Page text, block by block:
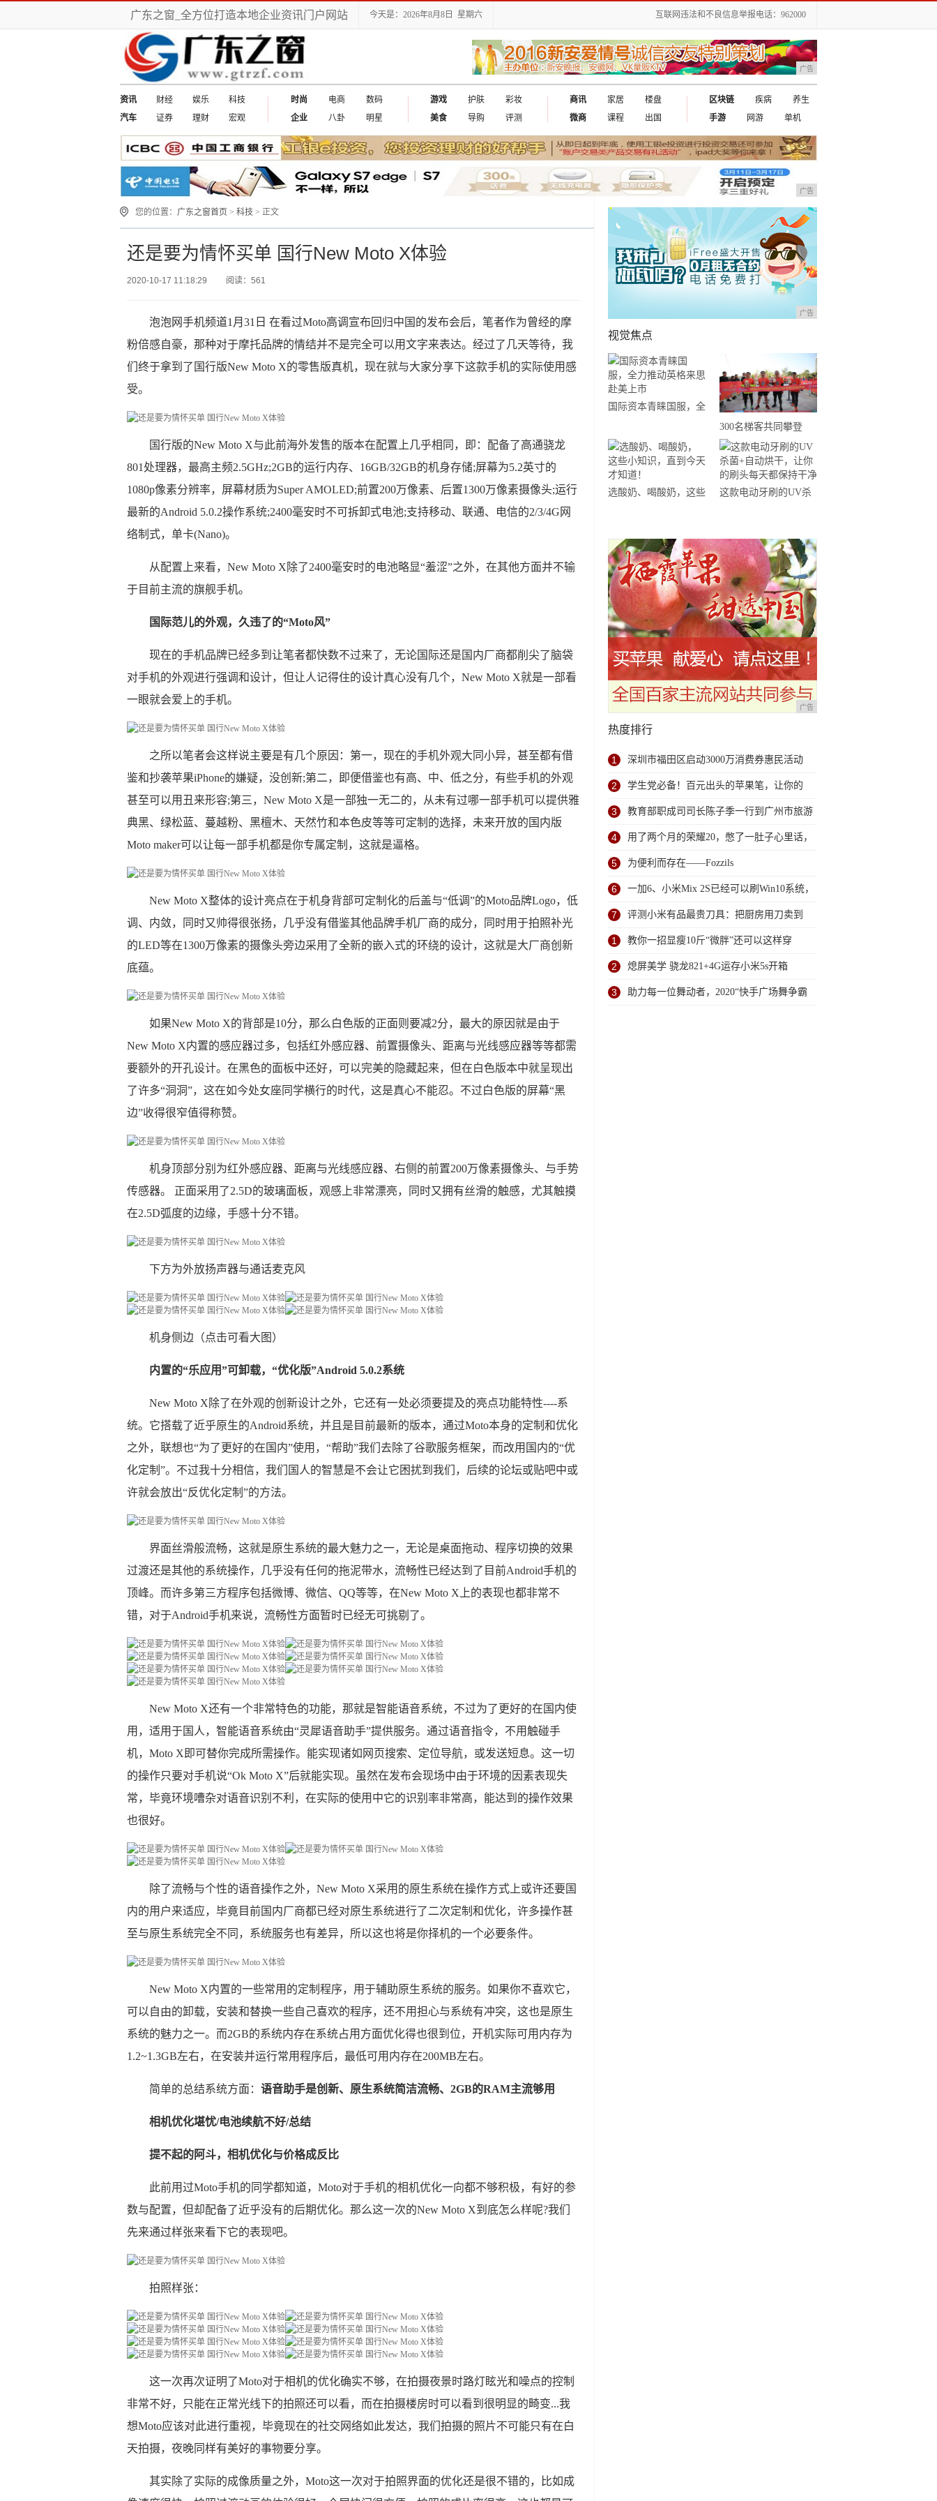
广东之窗_全方位打造本地企业资讯门户网站 今天是：2026年8月8日 星期六 互联网违法和不良信息举报电话：962000
广告
资讯 财经 娱乐
科技
汽车
证券 理财 宏观
时尚 电商
数码
企业
八卦 明星
游戏 护肤
彩妆
美食
导购 评测
商讯 家居
楼盘
微商
课程 出国
区块链 疾病
养生
手游
网游 单机
广告
您的位置： 广东之窗首页 > 科技 > 正文
还是要为情怀买单 国行New Moto X体验
2020-10-17 11:18:29 阅读：561
泡泡网手机频道1月31日 在看过Moto高调宣布回归中国的发布会后，笔者作为曾经的摩
粉倍感自豪，那种对于摩托品牌的情结并不是完全可以用文字来表达。经过了几天等待，我
们终于拿到了国行版New Moto X的零售版真机，现在就与大家分享下这款手机的实际使用感
受。
国行版的New Moto X与此前海外发售的版本在配置上几乎相同，即：配备了高通骁龙
801处理器，最高主频2.5GHz;2GB的运行内存、16GB/32GB的机身存储;屏幕为5.2英寸的
1080p像素分辨率，屏幕材质为Super AMOLED;前置200万像素、后置1300万像素摄像头;运行
最新的Android 5.0.2操作系统;2400毫安时不可拆卸式电池;支持移动、联通、电信的2/3/4G网
络制式，单卡(Nano)。
从配置上来看，New Moto X除了2400毫安时的电池略显“羞涩”之外，在其他方面并不输
于目前主流的旗舰手机。
国际范儿的外观，久违了的“Moto风”
现在的手机品牌已经多到让笔者都快数不过来了，无论国际还是国内厂商都削尖了脑袋
对手机的外观进行强调和设计，但让人记得住的设计真心没有几个，New Moto X就是一部看
一眼就会爱上的手机。
之所以笔者会这样说主要是有几个原因：第一，现在的手机外观大同小异，甚至都有借
鉴和抄袭苹果iPhone的嫌疑，没创新;第二，即便借鉴也有高、中、低之分，有些手机的外观
甚至可以用丑来形容;第三，New Moto X是一部独一无二的，从未有过哪一部手机可以提供雅
典黑、绿松蓝、蔓越粉、黑檀木、天然竹和本色皮等等可定制的选择，未来开放的国内版
Moto maker可以让每一部手机都是你专属定制，这就是逼格。
New Moto X整体的设计亮点在于机身背部可定制化的后盖与“低调”的Moto品牌Logo，低
调、内敛，同时又帅得很张扬，几乎没有借鉴其他品牌手机厂商的成分，同时用于拍照补光
的LED等在1300万像素的摄像头旁边采用了全新的嵌入式的环绕的设计，这就是大厂商创新
底蕴。
如果New Moto X的背部是10分，那么白色版的正面则要减2分，最大的原因就是由于
New Moto X内置的感应器过多，包括红外感应器、前置摄像头、距离与光线感应器等等都需
要额外的开孔设计。在黑色的面板中还好，可以完美的隐藏起来，但在白色版本中就呈现出
了许多“洞洞”，这在如今处女座同学横行的时代，这是真心不能忍。不过白色版的屏幕“黑
边”收得很窄值得称赞。
机身顶部分别为红外感应器、距离与光线感应器、右侧的前置200万像素摄像头、与手势
传感器。 正面采用了2.5D的玻璃面板，观感上非常漂亮，同时又拥有丝滑的触感，尤其触摸
在2.5D弧度的边缘，手感十分不错。
下方为外放扬声器与通话麦克风
机身侧边（点击可看大图）
内置的“乐应用”可卸载，“优化版”Android 5.0.2系统
New Moto X除了在外观的创新设计之外，它还有一处必须要提及的亮点功能特性----系
统。它搭载了近乎原生的Android系统，并且是目前最新的版本，通过Moto本身的定制和优化
之外，联想也“为了更好的在国内”使用，“帮助”我们去除了谷歌服务框架，而改用国内的“优
化定制”。不过我十分相信，我们国人的智慧是不会让它困扰到我们，后续的论坛或贴吧中或
许就会放出“反优化定制”的方法。
界面丝滑般流畅，这就是原生系统的最大魅力之一，无论是桌面拖动、程序切换的效果
过渡还是其他的系统操作，几乎没有任何的拖泥带水，流畅性已经达到了目前Android手机的
顶峰。而许多第三方程序包括微博、微信、QQ等等，在New Moto X上的表现也都非常不
错，对于Android手机来说，流畅性方面暂时已经无可挑剔了。
New Moto X还有一个非常特色的功能，那就是智能语音系统，不过为了更好的在国内使
用，适用于国人，智能语音系统由“灵犀语音助手”提供服务。通过语音指令，不用触碰手
机，Moto X即可替你完成所需操作。能实现诸如网页搜索、定位导航，或发送短息。这一切
的操作只要对手机说“Ok Moto X”后就能实现。虽然在发布会现场中由于环境的因素表现失
常，毕竟环境嘈杂对语音识别不利，在实际的使用中它的识别率非常高，能达到的操作效果
也很好。
除了流畅与个性的语音操作之外，New Moto X采用的原生系统在操作方式上或许还要国
内的用户来适应，毕竟目前国内厂商都已经对原生系统进行了二次定制和优化，许多操作甚
至与原生系统完全不同，系统服务也有差异，所以这也将是你择机的一个必要条件。
New Moto X内置的一些常用的定制程序，用于辅助原生系统的服务。如果你不喜欢它，
可以自由的卸载，安装和替换一些自己喜欢的程序，还不用担心与系统有冲突，这也是原生
系统的魅力之一。而2GB的系统内存在系统占用方面优化得也很到位，开机实际可用内存为
1.2~1.3GB左右，在安装并运行常用程序后，最低可用内存在200MB左右。
简单的总结系统方面： 语音助手是创新、原生系统简洁流畅、2GB的RAM主流够用
相机优化堪忧/电池续航不好/总结
提不起的阿斗，相机优化与价格成反比
此前用过Moto手机的同学都知道，Moto对于手机的相机优化一向都不够积极，有好的参
数与配置，但却配备了近乎没有的后期优化。那么这一次的New Moto X到底怎么样呢?我们
先来通过样张来看下它的表现吧。
拍照样张：
这一次再次证明了Moto对于相机的优化确实不够，在拍摄夜景时路灯眩光和噪点的控制
非常不好，只能在正常光线下的拍照还可以看，而在拍摄楼房时可以看到很明显的畸变...我
想Moto应该对此进行重视，毕竟现在的社交网络如此发达，我们拍摄的照片不可能只有在白
天拍摄，夜晚同样有美好的事物要分享。
其实除了实际的成像质量之外，Moto这一次对于拍照界面的优化还是很不错的，比如成
广告
视觉焦点
国际资本青睐国服，全
市
300名梯客共同攀登
2019国际垂直马拉松超
级精英赛顺德海骏达中
心站欢乐开跑
选酸奶、喝酸奶，这些
这款电动牙刷的UV杀
广告
热度排行
1 深圳市福田区启动3000万消费券惠民活动
2 学生党必备！百元出头的苹果笔，让你的
iPad成为学习神器
3 教育部职成司司长陈子季一行到广州市旅游
商务职业学校考察调研
4 用了两个月的荣耀20，憋了一肚子心里话，
今天终于一吐为快
5 为便利而存在——Fozzils
6 一加6、小米Mix 2S已经可以刷Win10系统，
网友：安卓提不动刀了？
7 评测小米有品最贵刀具：把厨房用刀卖到
999元的秘密
1 教你一招显瘦10斤“微胖”还可以这样穿
2 熄屏美学 骁龙821+4G运存小米5s开箱
3 助力每一位舞动者，2020“快手广场舞争霸